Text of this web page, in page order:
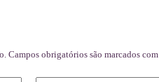
Campos obrigatórios são marcados com